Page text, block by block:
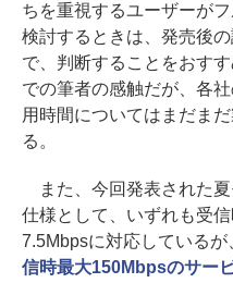
ちを重視するユーザーが
検討するときは、発売後
で、判断することをおす
での筆者の感触だが、各
用時間についてはまだま
る。
また、今回発表された
仕様として、いずれも受
7.5Mbpsに対応している
信時最大150Mbpsのサー